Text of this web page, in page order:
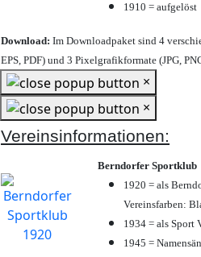
1910 = aufgelöst
Download: Im Downloadpaket sind 4
EPS, PDF) und 3 Pixelgrafikformate (JPG,
×
×
Vereinsinformationen:
Berndorfer Sportklub
1920 = als
Vereinsfarben:
1934 = als Sport
1945 =